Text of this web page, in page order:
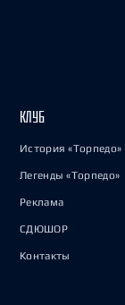
КЛУБ
История «Торпедо»
Легенды «Торпедо»
Реклама
СДЮШОР
Контакты